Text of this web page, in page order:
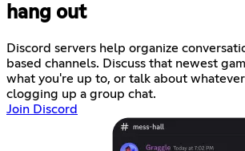
hang out
Discord servers help organize
based channels. Discuss that newest
what you're up to, or talk about
clogging up a group chat.
Join Discord